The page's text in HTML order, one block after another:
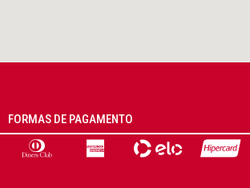
FORMAS DE PAGAMENTO